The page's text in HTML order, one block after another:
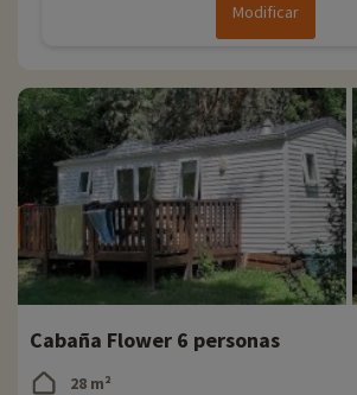
Modificar
Cabaña Flower 6 personas
28 m²